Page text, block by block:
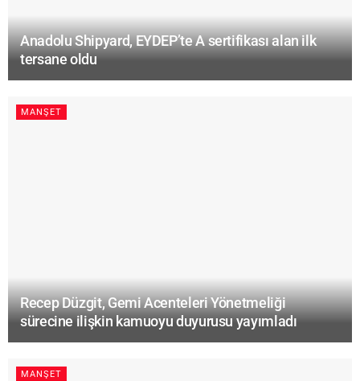
Anadolu Shipyard, EYDEP’te A sertifikası alan ilk
tersane oldu
MANŞET
Recep Düzgit, Gemi Acenteleri Yönetmeliği
sürecine ilişkin kamuoyu duyurusu yayımladı
MANŞET